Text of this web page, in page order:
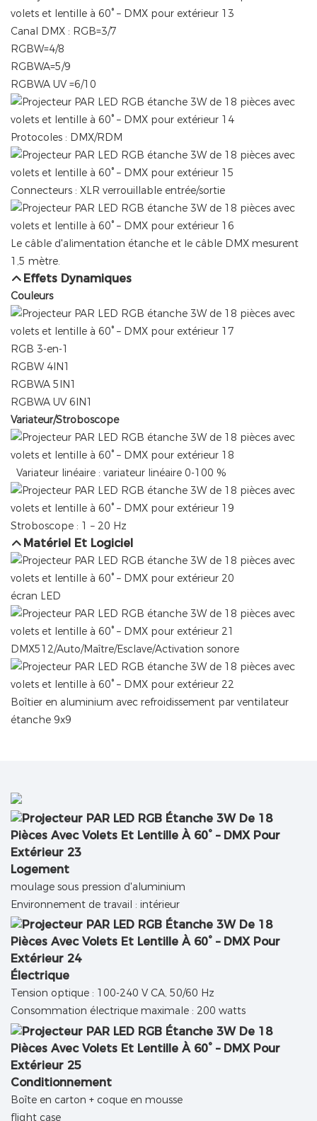
Canal DMX : RGB=3/7
RGBW=4/8
RGBWA=5/9
RGBWA UV =6/10
Protocoles : DMX/RDM
Connecteurs : XLR verrouillable entrée/sortie
Le câble d'alimentation étanche et le câble DMX mesurent
1,5 mètre.
Effets Dynamiques
Couleurs
RGB 3-en-1
RGBW 4IN1
RGBWA 5IN1
RGBWA UV 6IN1
Variateur/Stroboscope
Variateur linéaire : variateur linéaire 0-100 %
Stroboscope : 1 – 20 Hz
Matériel Et Logiciel
écran LED
DMX512/Auto/Maître/Esclave/Activation sonore
Boîtier en aluminium avec refroidissement par ventilateur
étanche 9x9
Logement
moulage sous pression d'aluminium
Environnement de travail : intérieur
Électrique
Tension optique : 100-240 V CA, 50/60 Hz
Consommation électrique maximale : 200 watts
Conditionnement
Boîte en carton + coque en mousse
flight case